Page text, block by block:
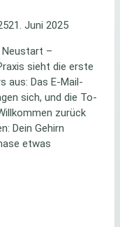
21. Juni 2025
–
sieht die erste
aus: Das E-Mail-
sich, und die To-
zurück
Dein Gehirn
etwas